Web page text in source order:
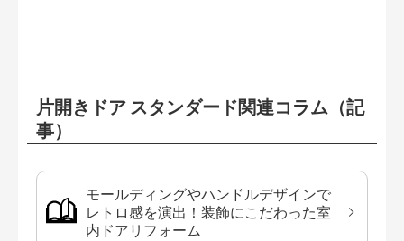
片開きドア スタンダード関連コラム（記
事）
モールディングやハンドルデザインで
レトロ感を演出！装飾にこだわった室
内ドアリフォーム